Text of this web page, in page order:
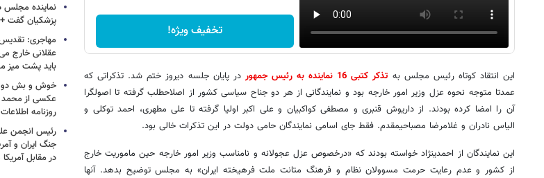
تخفیف ویژه!
این انتقاد کوتاه رئیس مجلس به تذکر کتبی 16 نماینده به رئیس جمهور
در پایان جلسه دیروز ختم شد. تذکراتی که
عمدتا متوجه نحوه عزل وزیر امور خارجه بود و نمایندگانی از هر دو جناح سیاسی کشور از اصلاح‏طلب گرفته تا اصولگرا
آن را امضا کرده بودند. از داریوش قنبری و مصطفی کواکبیان و علی اکبر اولیا گرفته تا علی مطهری، احمد توکلی و
الیاس نادران و غلامرضا مصباحی‏مقدم. فقط جای اسامی نمایندگان حامی دولت در این تذکرات خالی بود.
این نمایندگان از احمدی‎نژاد خواسته بودند که «درخصوص عزل عجولانه و نامناسب وزیر امور خارجه حین ماموریت خارج
از کشور و عدم رعایت حرمت مسوولان نظام و فرهنگ متانت ملت فرهیخته‌ ایران» به مجلس توضیح بدهد. آنها
نماینده مجلس
پزشکیان گفت
مهاجری:
عقلانی خارج
باید پشت میز
خوش و بش دو
عکسی از محمد
روزنامه اطلاعات
رئیس انجمن
جنگ ایران و
در مقابل